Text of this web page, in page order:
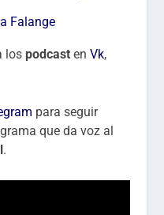
Falange
los podcast enVk,
para seguir
que da voz al
.